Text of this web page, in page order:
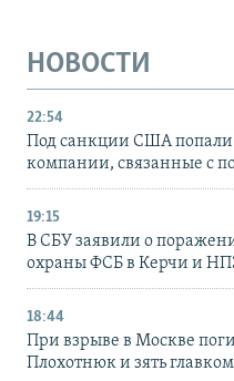
НОВОСТИ
22:54
Под санкции США попали
компании, связанные с
19:15
В СБУ заявили о
охраны ФСБ в Керчи и
18:44
При взрыве в Москве
Плохотнюк и зять